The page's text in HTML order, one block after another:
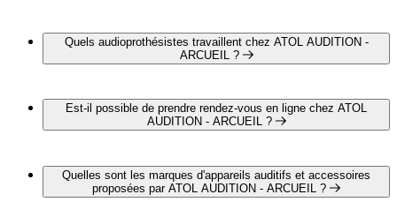
Aristide Briand, 94110 Arcueil
Quels audioprothésistes travaillent chez ATOL AUDITION -
ARCUEIL ?
ARCUEIL
Est-il possible de prendre rendez-vous en ligne chez ATOL
AUDITION - ARCUEIL ?
ATOL AUDITION - ARCUEIL pour un bilan auditif complet
et gratuit en cliquant sur le lien suivant :
Quelles sont les marques d'appareils auditifs et accessoires
proposées par ATOL AUDITION - ARCUEIL ?